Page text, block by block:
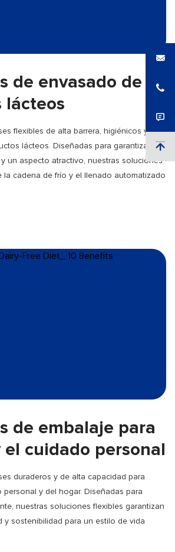
de envasado de
lácteos
flexibles de alta barrera, higiénicos y
lácteos. Diseñadas para garantizar la
un aspecto atractivo, nuestras soluciones
la cadena de frío y el llenado automatizado
de embalaje para
cuidado personal
duraderos y de alta capacidad para
y del hogar. Diseñadas para
nuestras soluciones flexibles garantizan
y sostenibilidad para un estilo de vida